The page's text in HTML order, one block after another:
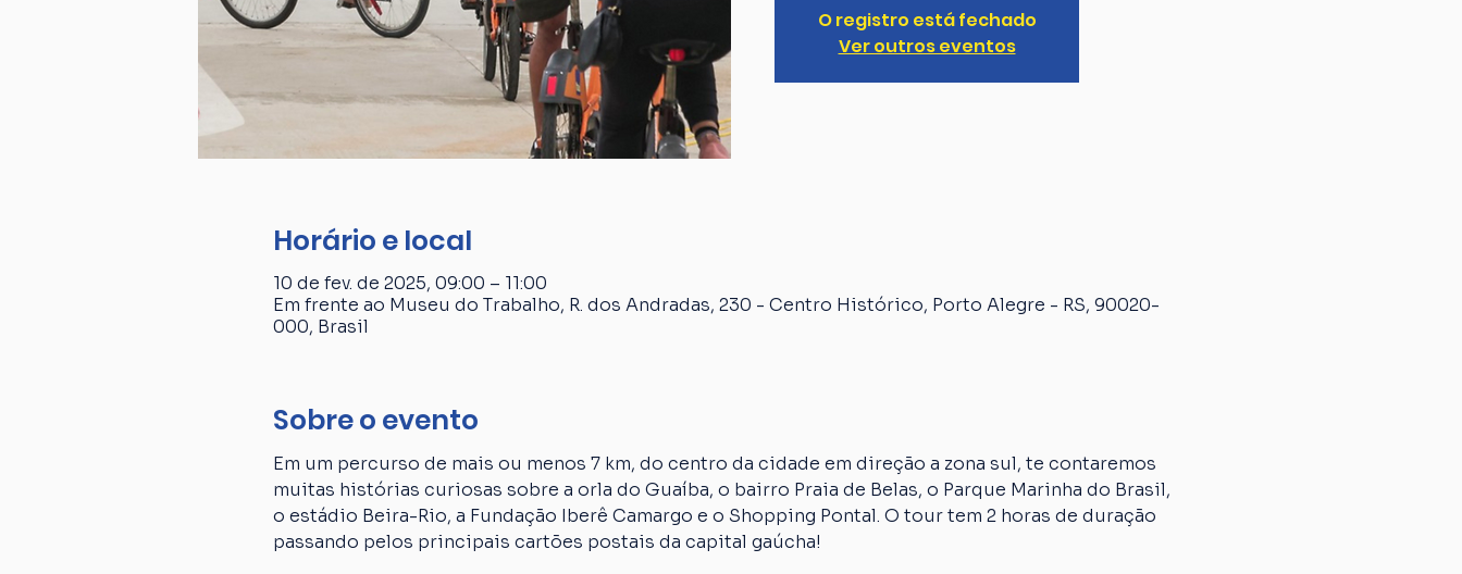
O registro está fechado
Ver outros eventos
Horário e local
10 de fev. de 2025, 09:00 – 11:00
Em frente ao Museu do Trabalho, R. dos Andradas, 230 - Centro Histórico, Porto Alegre - RS, 90020-
000, Brasil
Sobre o evento
Em um percurso de mais ou menos 7 km, do centro da cidade em direção a zona sul, te contaremos
muitas histórias curiosas sobre a orla do Guaíba, o bairro Praia de Belas, o Parque Marinha do Brasil,
o estádio Beira-Rio, a Fundação Iberê Camargo e o Shopping Pontal. O tour tem 2 horas de duração
passando pelos principais cartões postais da capital gaúcha!